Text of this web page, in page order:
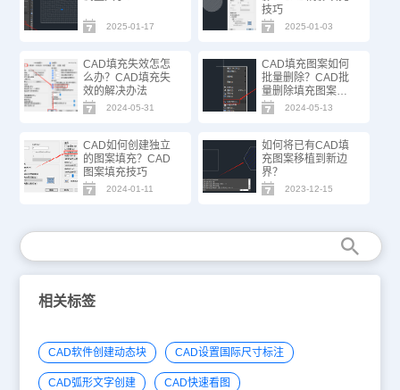
2025-01-17
技巧
2025-01-03
CAD填充失效怎怎
么办？CAD填充失
效的解决办法
2024-05-31
CAD填充图案如何
批量删除？CAD批
量删除填充图案技
巧
2024-05-13
CAD如何创建独立
的图案填充？CAD
图案填充技巧
2024-01-11
如何将已有CAD填
充图案移植到新边
界？
2023-12-15
相关标签
CAD软件创建动态块 CAD设置国际尺寸标注
CAD弧形文字创建 CAD快速看图